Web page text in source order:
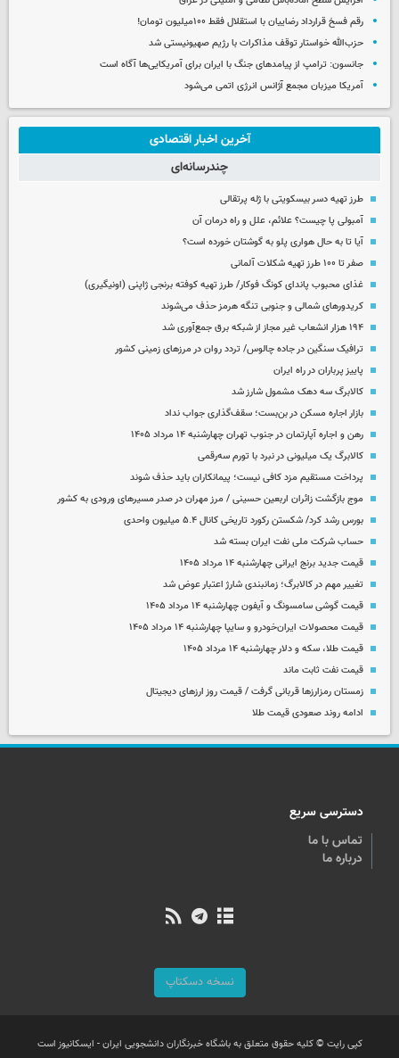
رقم فسخ قرارداد رضاییان با استقلال فقط ۱۰۰میلیون تومان!
حزب‌الله خواستار توقف مذاکرات با رژیم صهیونیستی شد
جانسون: ترامپ از پیامدهای جنگ با ایران برای آمریکایی‌ها آگاه است
آمریکا میزبان مجمع آژانس انرژی اتمی می‌شود
آخرین اخبار اقتصادی
چندرسانه‌ای
طرز تهیه دسر بیسکویتی با ژله پرتقالی
آمبولی پا چیست؟ علائم، علل و راه درمان آن
آیا تا به حال هواری پلو به گوشتان خورده است؟
صفر تا ۱۰۰ طرز تهیه شکلات آلمانی
غذای محبوب پاندای کونگ فوکار/ طرز تهیه کوفته برنجی ژاپنی (اونیگیری)
کریدورهای شمالی و جنوبی تنگه هرمز حذف می‌شوند
۱۹۴ هزار انشعاب غیر مجاز از شبکه برق جمع‌آوری شد
ترافیک سنگین در جاده چالوس/ تردد روان در مرزهای زمینی کشور
پاییز پرباران در راه ایران
کالابرگ سه دهک مشمول شارز شد
بازار اجاره مسکن در بن‌بست؛ سقف‌گذاری جواب نداد
رهن و اجاره آپارتمان در جنوب تهران چهارشنبه ۱۴ مرداد ۱۴۰۵
کالابرگ یک میلیونی در نبرد با تورم سه‌رقمی
پرداخت مستقیم مزد کافی نیست؛ پیمانکاران باید حذف شوند
موج بازگشت زائران اربعین حسینی / مرز مهران در صدر مسیرهای ورودی به کشور
بورس رشد کرد/ شکستن رکورد تاریخی کانال ۵.۴ میلیون واحدی
حساب‌ شرکت ملی نفت ایران بسته شد
قیمت جدید برنج ایرانی چهارشنبه ۱۴ مرداد ۱۴۰۵
تغییر مهم در کالابرگ؛ زمانبندی‌ شارژ اعتبار عوض شد
قیمت گوشی سامسونگ و آیفون چهارشنبه ۱۴ مرداد ۱۴۰۵
قیمت محصولات ایران‌خودرو و سایپا چهارشنبه ۱۴ مرداد ۱۴۰۵
قیمت طلا، سکه و دلار چهارشنبه ۱۴ مرداد ۱۴۰۵
قیمت نفت ثابت ماند
زمستان رمزارزها قربانی گرفت / قیمت روز ارزهای دیجیتال
ادامه روند صعودی قیمت طلا
دسترسی سریع
تماس با ما
درباره ما
نسخه دسکتاپ
کپی رایت © کلیه حقوق متعلق به باشگاه خبرنگاران دانشجویی ایران - ایسکانیوز است